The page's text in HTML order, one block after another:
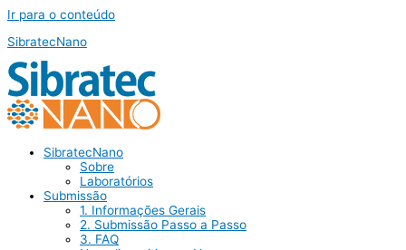
Ir para o conteúdo
SibratecNano
SibratecNano
Sobre
Laboratórios
Submissão
1. Informações Gerais
2. Submissão Passo a Passo
3. FAQ